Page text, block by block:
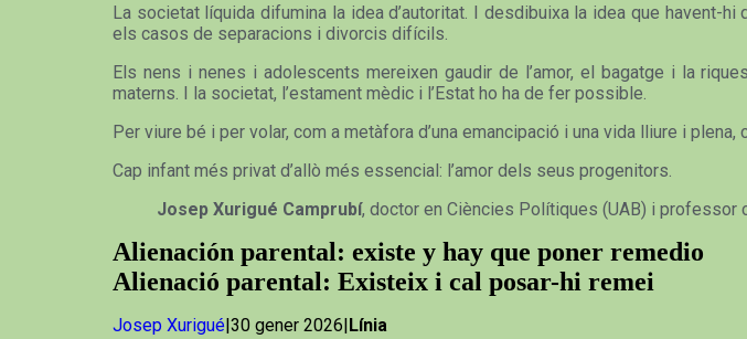
La societat líquida difumina la idea d’autoritat. I desdibuixa la idea que havent-
els casos de separacions i divorcis difícils.
Els nens i nenes i adolescents mereixen gaudir de l’amor, el bagatge i la
materns. I la societat, l’estament mèdic i l’Estat ho ha de fer possible.
Per viure bé i per volar, com a metàfora d’una emancipació i una vida lliure i
Cap infant més privat d’allò més essencial: l’amor dels seus progenitors.
Josep Xurigué Camprubí, doctor en Ciències Polítiques (UAB) i professor
Alienación parental: existe y hay que poner remedio
Alienació parental: Existeix i cal posar-hi remei
Josep Xurigué|30 gener 2026|Línia